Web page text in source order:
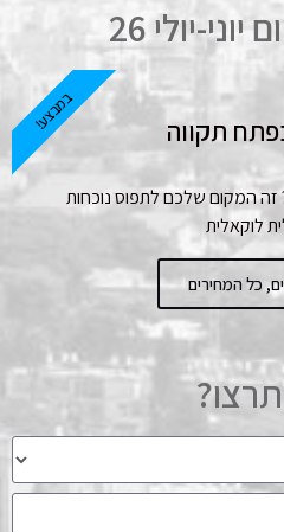
יולי 26
תקווה
המקום שלכם לתפוס נוכחות
לוקאלית
כל המחירים
במבצע!